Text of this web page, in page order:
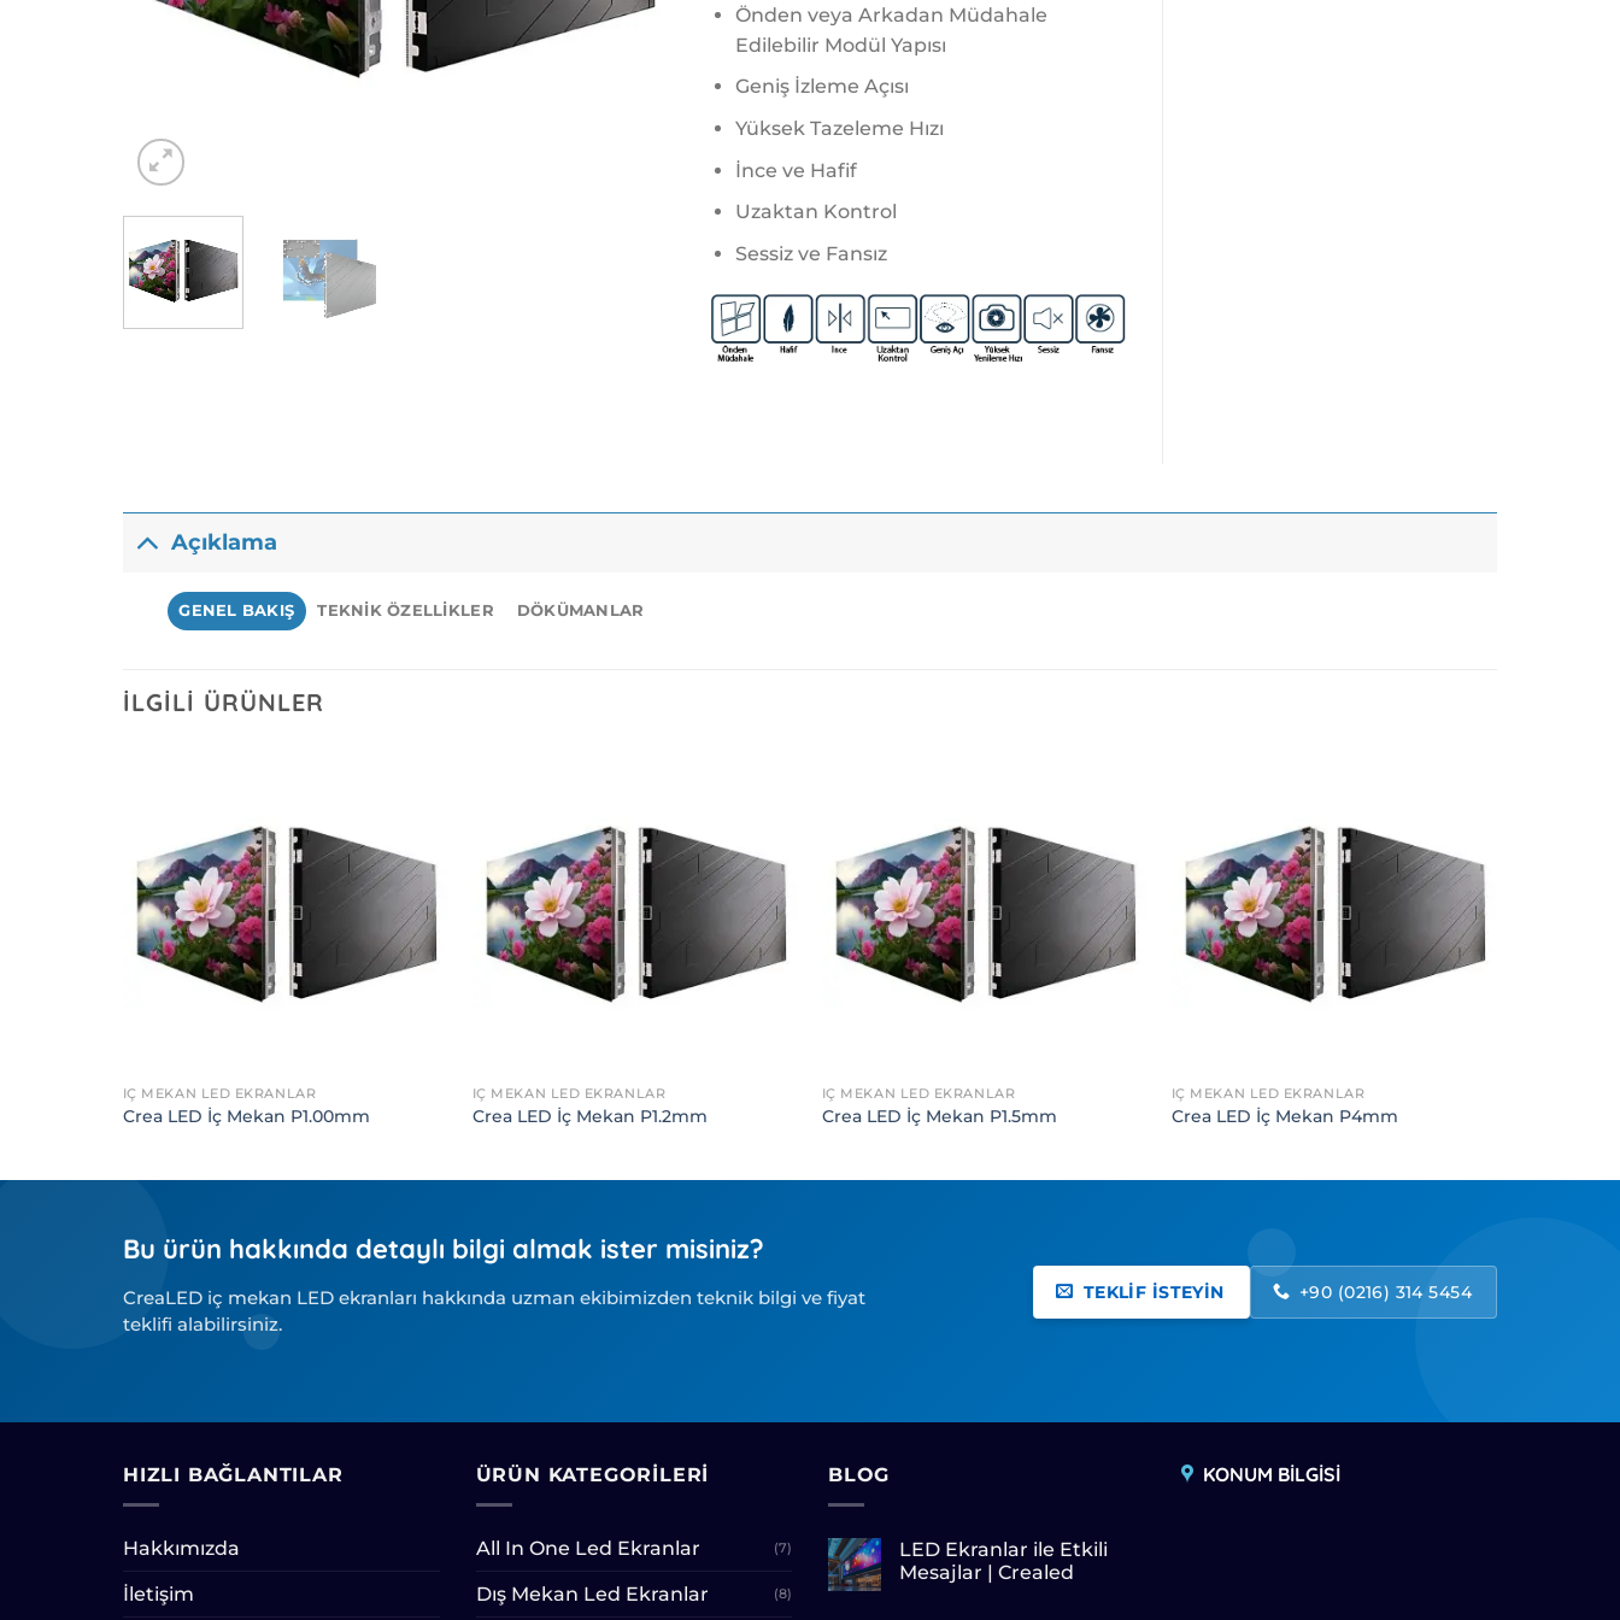
Önden veya Arkadan Müdahale
Edilebilir Modül Yapısı
Geniş İzleme Açısı
Yüksek Tazeleme Hızı
İnce ve Hafif
Uzaktan Kontrol
Sessiz ve Fansız
Açıklama
GENEL BAKIŞ TEKNIK ÖZELLIKLER DÖKÜMANLAR
İLGILI ÜRÜNLER
İÇ MEKAN LED EKRANLAR
Crea LED İç Mekan P1.00mm
İÇ MEKAN LED EKRANLAR
Crea LED İç Mekan P1.2mm
İÇ MEKAN LED EKRANLAR
Crea LED İç Mekan P1.5mm
İÇ MEKAN LED EKRANLAR
Crea LED İç Mekan P4mm
Bu ürün hakkında detaylı bilgi almak ister misiniz?
CreaLED iç mekan LED ekranları hakkında uzman ekibimizden teknik bilgi ve fiyat
teklifi alabilirsiniz.
TEKLİF İSTEYİN +90 (0216) 314 5454
HIZLI BAĞLANTILAR
Hakkımızda
İletişim
ÜRÜN KATEGORILERI
All In One Led Ekranlar (7)
Dış Mekan Led Ekranlar (8)
BLOG
LED Ekranlar ile Etkili
Mesajlar | Crealed
KONUM BİLGİSİ